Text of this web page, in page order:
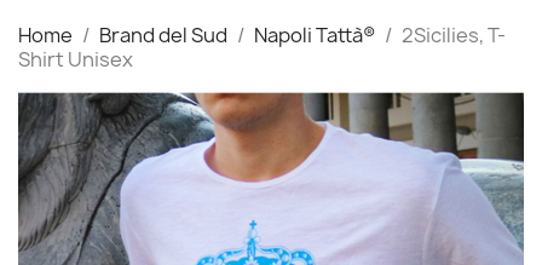
Home Brand del Sud Napoli Tattà®
2Sicilies, T-
Shirt Unisex